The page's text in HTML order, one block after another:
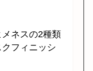
ネスの2種類
フィニッシ